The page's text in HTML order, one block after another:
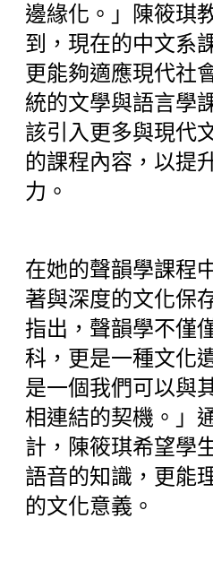
邊緣化。」陳筱琪
到，現在的中文系
更能夠適應現代社
統的文學與語言學
該引入更多與現代
的課程內容，以提
力。
在她的聲韻學課程
著與深度的文化保
指出，聲韻學不僅
科，更是一種文化
是一個我們可以與
相連結的契機。」
計，陳筱琪希望學
語音的知識，更能
的文化意義。